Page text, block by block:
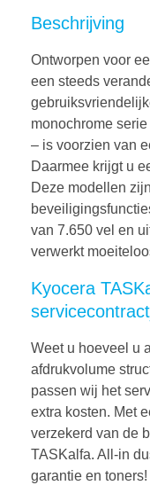
Beschrijving
Ontworpen voor
een steeds
monochrome
– is voorzien van
Daarmee krijgt u
Deze modellen
van 7.650 vel en
verwerkt
Kyocera
Weet u hoeveel u
afdrukvolume
passen wij het
extra kosten. Met
verzekerd van de
TASKalfa. All-in
garantie en toners!